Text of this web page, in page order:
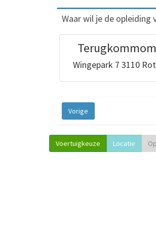
Waar wil je de opleiding
Wingepark 7 3110
Vorige
Voertuigkeuze Locatie